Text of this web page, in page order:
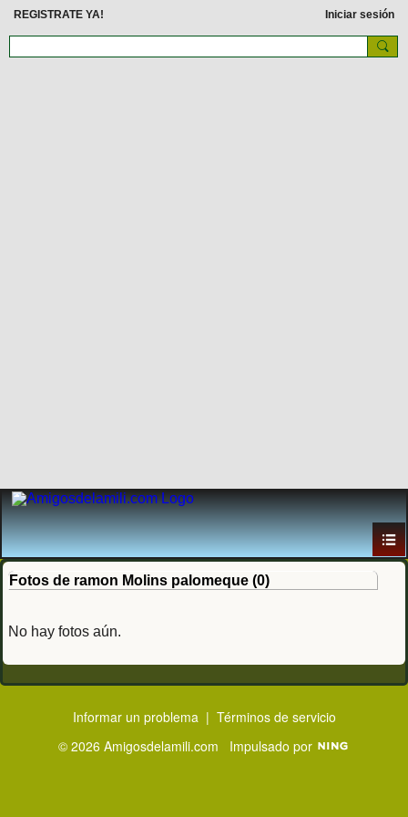
REGISTRATE YA! Iniciar sesión
Fotos de ramon Molins palomeque (0)
No hay fotos aún.
Informar un problema | Términos de servicio
© 2026 Amigosdelamili.com Impulsado por